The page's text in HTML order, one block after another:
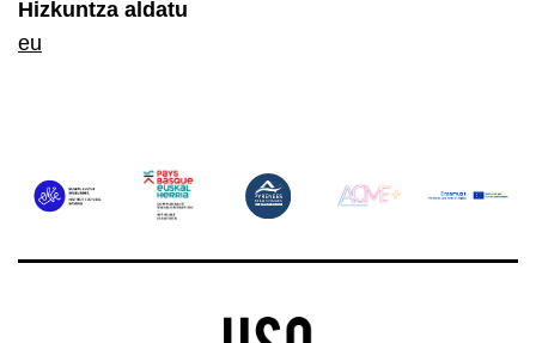
Hizkuntza aldatu
eu